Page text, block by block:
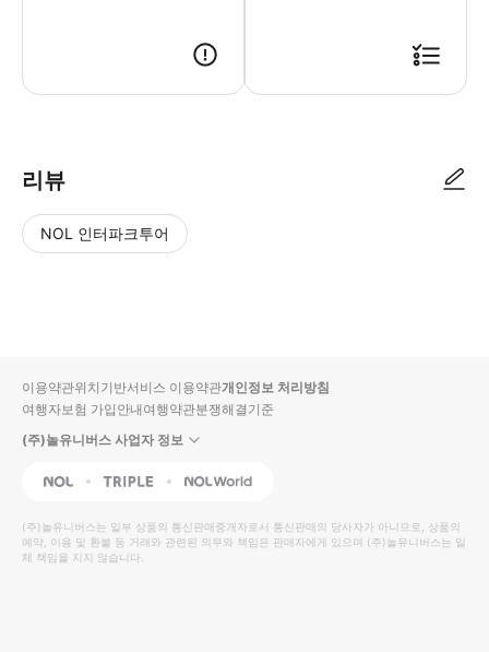
리뷰
NOL 인터파크투어
입니
다.
높
은
순
동
영
상
순
상
이용약관위치기반서비스 이용약관개인정보 처리방침
여행자보험 가입안내여행약관분쟁해결기준
(주)놀유니버스 사업자 정보
NOL Triple Interpark Global
(주)놀유니버스는 일부 상품의 통신판매중개자로서 통신판매의 당사자가 아니므로, 상품의
예약, 이용 및 환불 등 거래와 관련된 의무와 책임은 판매자에게 있으며 (주)놀유니버스는 일
체 책임을 지지 않습니다.